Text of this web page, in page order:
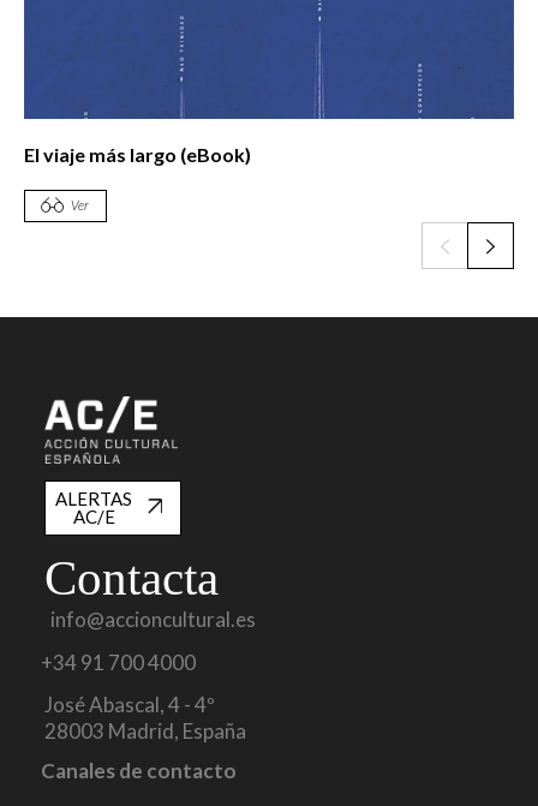
El viaje más largo (eBook)
Ver
ALERTAS
AC/E
Contacta
info@accioncultural.es
+34 91 700 4000
José Abascal, 4 - 4º
28003 Madrid, España
Canales de contacto